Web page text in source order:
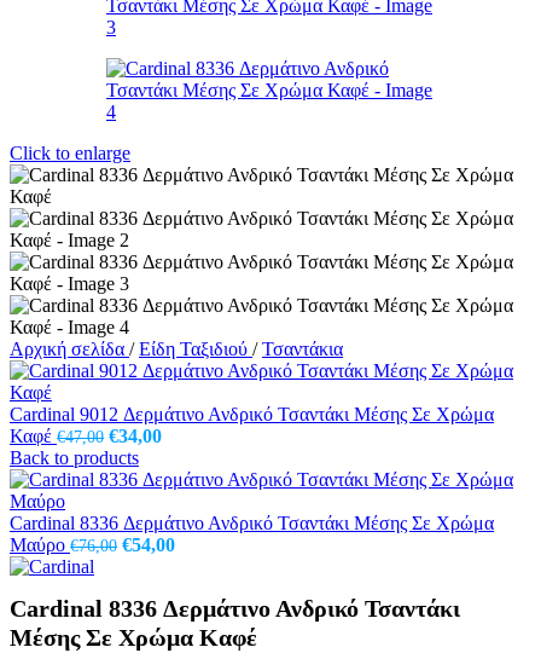
Click to enlarge
Αρχική σελίδα / Είδη Ταξιδιού / Τσαντάκια
Cardinal 9012 Δερμάτινο Ανδρικό Τσαντάκι Μέσης Σε Χρώμα
Καφέ €47,00 Original
price
was:
€34,00Η
τιμή
€34,00.
Back to products
Cardinal 8336 Δερμάτινο Ανδρικό Τσαντάκι Μέσης Σε Χρώμα
Μαύρο €76,00 Original
€76,00.
€54,00Η
είναι:
€54,00.
Cardinal 8336 Δερμάτινο Ανδρικό Τσαντάκι
Μέσης Σε Χρώμα Καφέ